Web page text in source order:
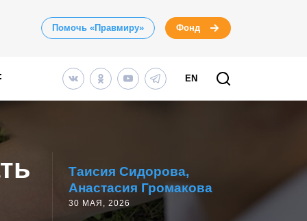
Помочь «Правмиру» Фонд
EN
Таисия Сидорова
Анастасия Громакова
30 МАЯ, 2026